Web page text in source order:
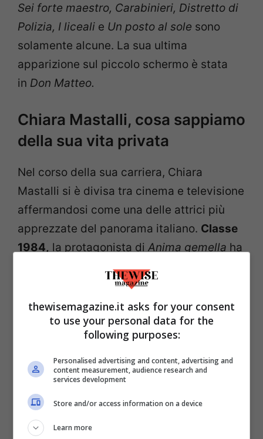
Sei forte maestro, Carabinieri, Distretto di
Polizia, I liceali e Un posto al sole sono
solamente alcune. La sua ultima
apparizione sul piccolo schermo è stata
in Don Matteo.
Chiara Mastalli, cosa sappiamo
della sua vita privata
Nel corso della sua carriera, Chiara
Mastalli si è divisa tra cinema e televisione
affermandosi come una delle attrici più
apprezzate del panorama italiano. Classe
1984, la protagonista di Anima gemella ha
carattere piuttosto
e sono poche le informazioni
disponibili sulla sua vita privata. Di lei
sappiamo cheha due bellissimi figli, come
si può notare dai teneri scatti che
condivide su Instagram.
thewisemagazine.it asks for your consent
to use your personal data for the
following purposes:
Personalised advertising and content, advertising and
content measurement, audience research and
services development
Store and/or access information on a device
Learn more